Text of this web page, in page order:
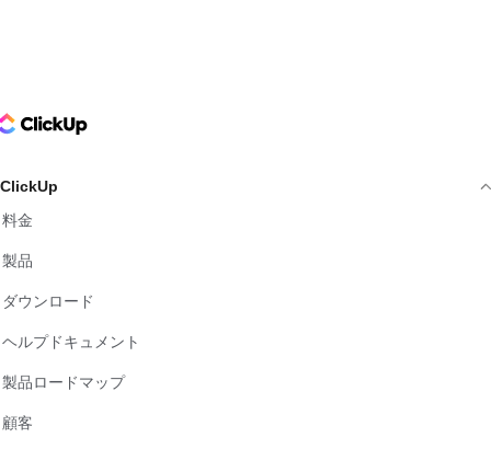
Logo
ClickUp
料金
製品
ダウンロード
ヘルプドキュメント
製品ロードマップ
顧客